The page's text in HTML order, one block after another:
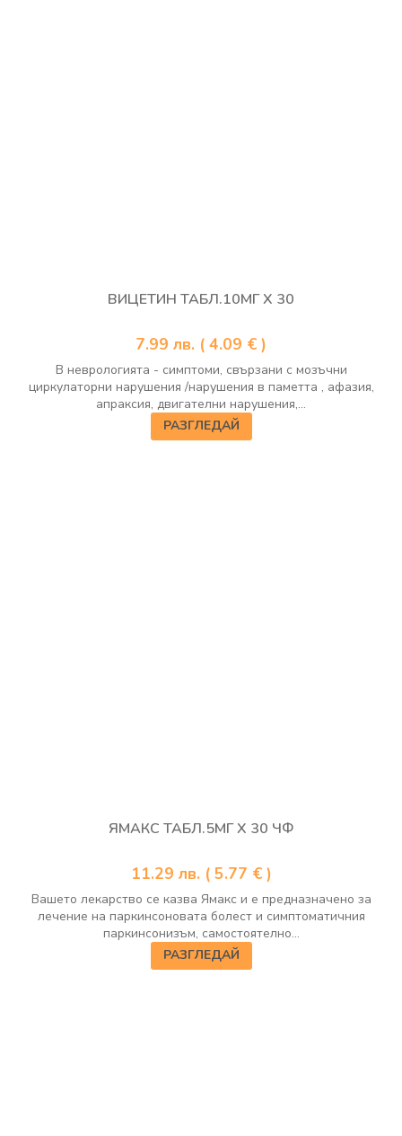
ВИЦЕТИН ТАБЛ.10МГ Х 30
7.99 лв. ( 4.09 € )
В неврологията - симптоми, свързани с мозъчни
циркулаторни нарушения /нарушения в паметта , афазия,
апраксия, двигателни нарушения,...
РАЗГЛЕДАЙ
ЯМАКС ТАБЛ.5МГ Х 30 ЧФ
11.29 лв. ( 5.77 € )
Вашето лекарство се казва Ямакс и е предназначено за
лечение на паркинсоновата болест и симптоматичния
паркинсонизъм, самостоятелно...
РАЗГЛЕДАЙ